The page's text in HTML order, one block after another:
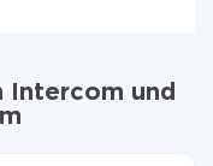
Intercom und